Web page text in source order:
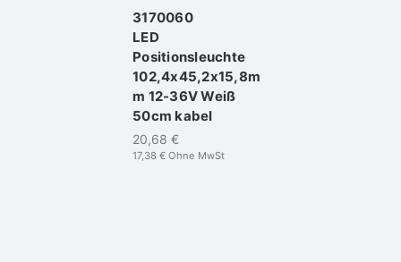
3170060
LED
Positionsleuchte
102,4x45,2x15,8m
m 12-36V Weiß
50cm kabel
20,68 €
17,38 € Ohne MwSt